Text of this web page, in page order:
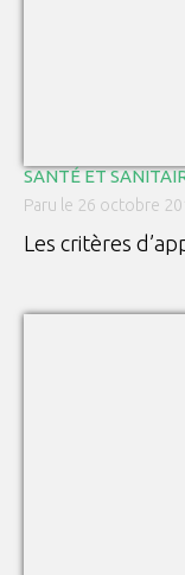
SANTÉ ET
Paru le 26 octobre
Les critères